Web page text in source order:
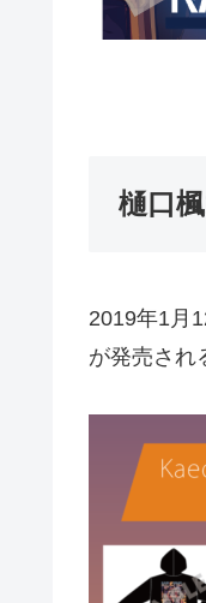
樋口
2019年1月
が発売され